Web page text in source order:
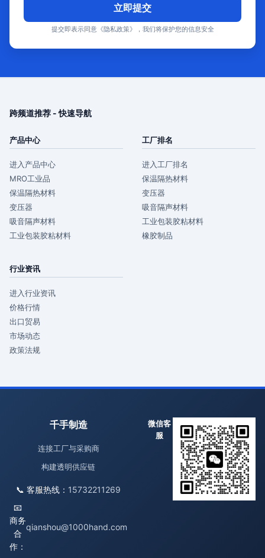
立即提交
提交即表示同意《隐私政策》，我们将保护您的信息安全
跨频道推荐 - 快速导航
产品中心
进入产品中心
MRO工业品
保温隔热材料
变压器
吸音隔声材料
工业包装胶粘材料
工厂排名
进入工厂排名
保温隔热材料
变压器
吸音隔声材料
工业包装胶粘材料
橡胶制品
行业资讯
进入行业资讯
价格行情
出口贸易
市场动态
政策法规
千手制造
连接工厂与采购商
构建透明供应链
📞 客服热线： 15732211269
📧
商务
合
作：
qianshou@1000hand.com
微信客
服